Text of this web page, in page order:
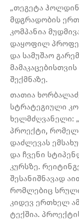
„თეგეტა
მდგრადობის
კომპანია
დაყოფილ
და სამუშაო
შექმნაზე.
თათია
სტრატეგიული
ხელმძღვანელი:
პროექტი,
დაძლევას
და ჩვენი
კურსზე.
შესანიშნავად
რომლებიც
კიდევ ერთხელ
ტექშია.